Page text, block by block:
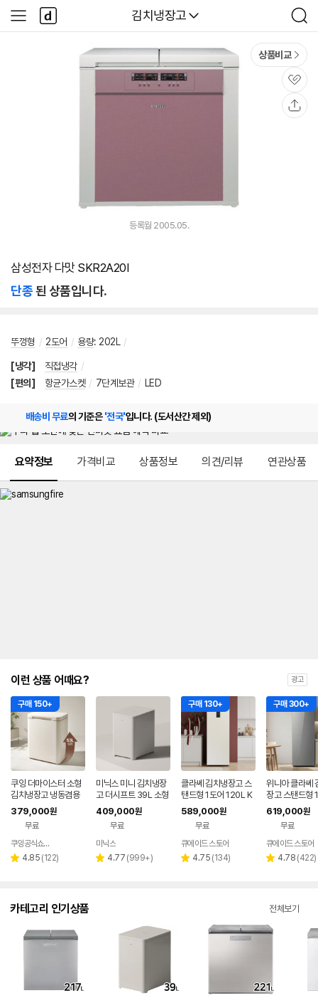
다나와
김치냉장고
검
색
사
이
다
나
와
상품비교
관
심
등록월 2005.05.
삼성전자 다맛 SKR2A20I
단종된 상품입니다.
뚜껑형 / 2도어 / 용량: 202L /
[냉각] 직접냉각 /
[편의]
항균가스켓 / 7단계보관 / LED
배송비 무료의 기준은'전국'입니다. (도서산간 제외)
요약정보 가격비교 상품정보 의견/리뷰 연관상품
이런 상품 어때요? 광고
구매 150+
쿠잉 더마이스터 소형
김치냉장고 냉동겸용
뚜껑형 발효숙성 K05
5CGGB 그레이지
379,000원
무료
페이
쿠잉공식쇼핑몰
별 4.85 리
(122)
미닉스 미니 김치냉장
고 더시프트 39L 소형
뚜껑형
409,000원
무료
미닉스
별 4.77 리
(999+)
구매 130+
클라쎄 김치냉장고 스
탠드형 1도어 120L K
AE112TWMEV8 아
이보리 (김치용기포함)
589,000원
무료
큐에이드 스토어
별 4.75 리
(134)
구매 300+
위니아 클라쎄
장고 스탠드형
20L 미니 슬림
619,000원
무료
큐에이드 스토어
별 4.78 리
(422)
카테고리 인기상품 전체보기